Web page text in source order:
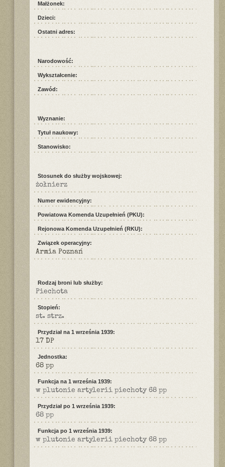
Małżonek:
Dzieci:
Ostatni adres:
Narodowość:
Wykształcenie:
Zawód:
Wyznanie:
Tytuł naukowy:
Stanowisko:
Stosunek do służby wojskowej:
żołnierz
Numer ewidencyjny:
Powiatowa Komenda Uzupełnień (PKU):
Rejonowa Komenda Uzupełnień (RKU):
Związek operacyjny:
Armia Poznań
Rodzaj broni lub służby:
Piechota
Stopień:
st. strz.
Przydział na 1 września 1939:
17 DP
Jednostka:
68 pp
Funkcja na 1 września 1939:
w plutonie artylerii piechoty 68 pp
Przydział po 1 września 1939:
68 pp
Funkcja po 1 września 1939:
w plutonie artylerii piechoty 68 pp